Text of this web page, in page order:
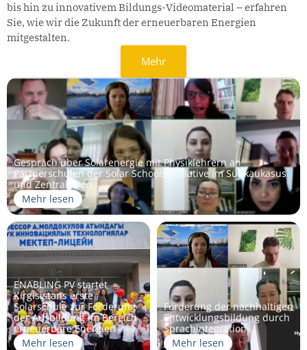
bis hin zu innovativem Bildungs-Videomaterial – erfahren
Sie, wie wir die Zukunft der erneuerbaren Energien
mitgestalten.
Mehr
Gespräch über Solarenergie mit Physiklehrern an
Partnerschulen der Solar Schools Initiative im Südkaukasus
und Zentralasien
Mehr lesen
ENABLING PV startet
Kirgisistans erste
Solarschule zur Förderung
der Ausbildung im Bereich
erneuerbare Energien
Mehr lesen
Förderung der nachhaltigen
Entwicklungsbildung durch
Sprachintegration
Mehr lesen